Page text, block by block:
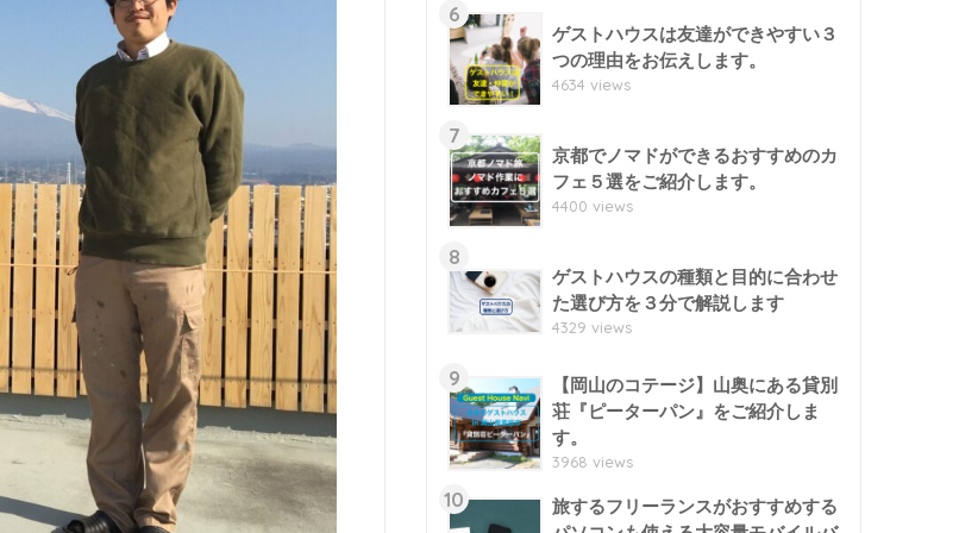
6
ゲストハウスは友達ができやすい３
つの理由をお伝えします。
4634 views
7
京都でノマドができるおすすめのカ
フェ５選をご紹介します。
4400 views
8
ゲストハウスの種類と目的に合わせ
た選び方を３分で解説します
4329 views
9
【岡山のコテージ】山奥にある貸別
荘『ピーターパン』をご紹介しま
す。
3968 views
10
旅するフリーランスがおすすめする